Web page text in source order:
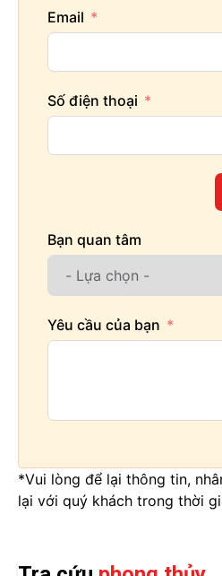
Email
Số điện thoại
Bạn quan tâm
Yêu cầu của bạn
*Vui lòng để lại thông tin,
lại với quý khách trong thời